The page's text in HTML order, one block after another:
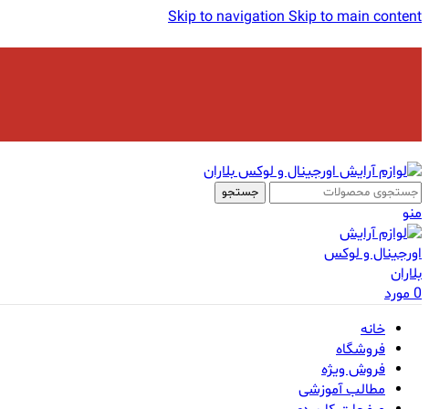
Skip to navigationSkip to main content
جستجو
منو
0مورد
خانه
فروشگاه
فروش ویژه
مطالب آموزشی